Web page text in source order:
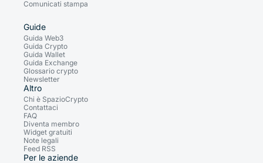
Comunicati stampa
Guide
Guida Web3
Guida Crypto
Guida Wallet
Guida Exchange
Glossario crypto
Newsletter
Altro
Chi è SpazioCrypto
Contattaci
FAQ
Diventa membro
Widget gratuiti
Note legali
Feed RSS
Per le aziende